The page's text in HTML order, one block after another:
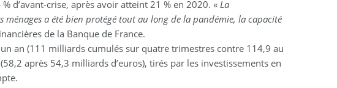
d’avant-crise, après avoir atteint 21 % en 2020. « La
a été bien protégé tout au long de la pandémie, la capacité
de la Banque de France.
an (111 milliards cumulés sur quatre trimestres contre 114,9 au
après 54,3 milliards d’euros), tirés par les investissements en